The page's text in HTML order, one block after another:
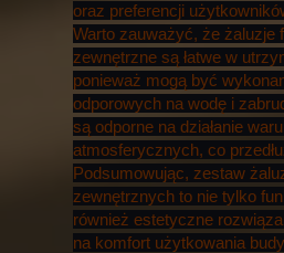
oraz preferencji
Warto zauważyć, że żaluzje
zewnętrzne są łatwe w
ponieważ mogą być
odporowych na wodę i
są odporne na działanie
atmosferycznych, co
Podsumowując, zestaw
zewnętrznych to nie tylko
również estetyczne
na komfort użytkowania